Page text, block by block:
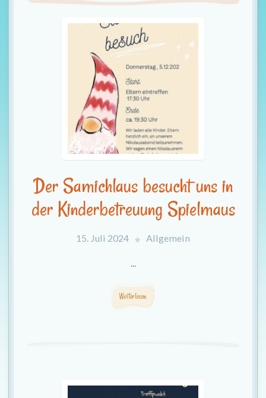
Der Samichlaus besucht uns in
der Kinderbetreuung Spielmaus
15. Juli 2024 Allgemein
...
Weiterlesen